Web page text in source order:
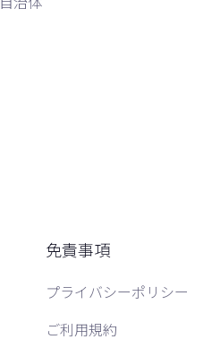
免責事項
プライバシーポリシー
ご利用規約